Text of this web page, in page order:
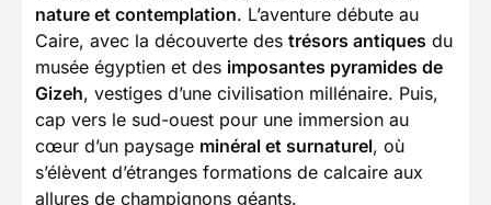
nature et contemplation. L’aventure débute au
Caire, avec la découverte des trésors antiques du
musée égyptien et des imposantes pyramides de
Gizeh, vestiges d’une civilisation millénaire. Puis,
cap vers le sud-ouest pour une immersion au
cœur d’un paysage minéral et surnaturel, où
s’élèvent d’étranges formations de calcaire aux
allures de champignons géants.